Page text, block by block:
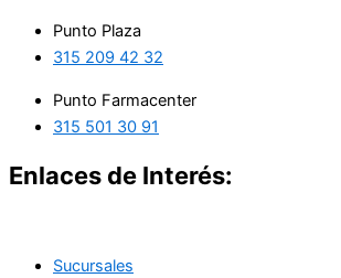
Punto Plaza
315 209 42 32
Punto Farmacenter
315 501 30 91
Enlaces de Interés:
Sucursales